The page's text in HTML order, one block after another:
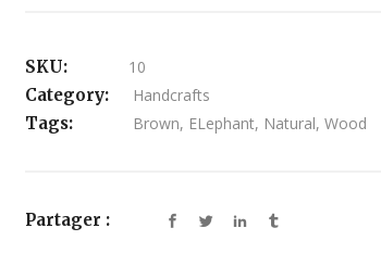
SKU:
10
Category:
Handcrafts
Tags:
Brown, ELephant, Natural, Wood
Partager :